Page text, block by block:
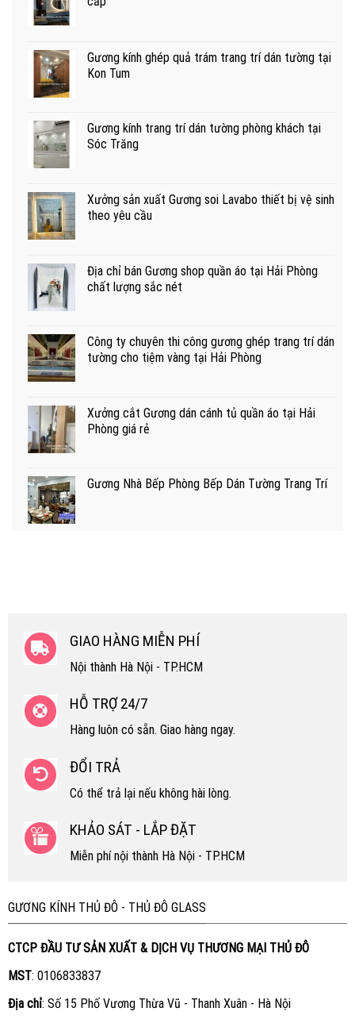
Gương kính ghép quả trám trang trí dán tường tại
Kon Tum
Gương kính trang trí dán tường phòng khách tại
Sóc Trăng
Xưởng sản xuất Gương soi Lavabo thiết bị vệ sinh
theo yêu cầu
Địa chỉ bán Gương shop quần áo tại Hải Phòng
chất lượng sắc nét
Công ty chuyên thi công gương ghép trang trí dán
tường cho tiệm vàng tại Hải Phòng
Xưởng cắt Gương dán cánh tủ quần áo tại Hải
Phòng giá rẻ
Gương Nhà Bếp Phòng Bếp Dán Tường Trang Trí
GIAO HÀNG MIỄN PHÍ
Nội thành Hà Nội - TP.HCM
HỖ TRỢ 24/7
Hàng luôn có sẵn. Giao hàng ngay.
ĐỔI TRẢ
Có thể trả lại nếu không hài lòng.
KHẢO SÁT - LẮP ĐẶT
Miễn phí nội thành Hà Nội - TP.HCM
GƯƠNG KÍNH THỦ ĐÔ - THỦ ĐÔ GLASS
CTCP ĐẦU TƯ SẢN XUẤT & DỊCH VỤ THƯƠNG MẠI THỦ ĐÔ
MST: 0106833837
Địa chỉ: Số 15 Phố Vương Thừa Vũ - Thanh Xuân - Hà Nội